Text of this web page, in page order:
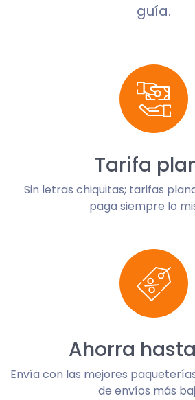
guía.
Tarifa
Sin letras chiquitas; tarifas
paga siempre lo
Ahorra
Envía con las mejores
de envíos más